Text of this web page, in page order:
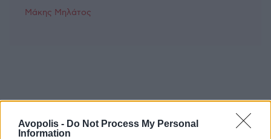
Avopolis - Do Not Process My Personal
Information
Μάκης Μηλάτος